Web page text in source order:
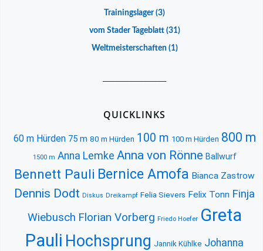
Trainingslager(3)
vom Stader Tageblatt(31)
Weltmeisterschaften(1)
QUICKLINKS
60 m Hürden 75 m 80 m Hürden 100 m 100 m Hürden 800 m
1500 m Anna Lemke Anna von Rönne Ballwurf
Bennett Pauli Bernice Amofa Bianca Zastrow
Dennis Dodt Diskus Dreikampf Felia Sievers Felix Tonn Finja
Wiebusch Florian Vorberg Friedo Hoefer Greta
Pauli Hochsprung Jannik Kühlke Johanna